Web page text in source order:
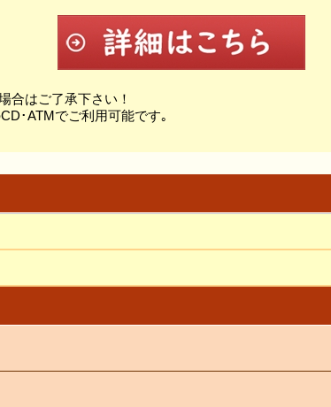
合はご了承下さい！
･ATMでご利用可能です｡